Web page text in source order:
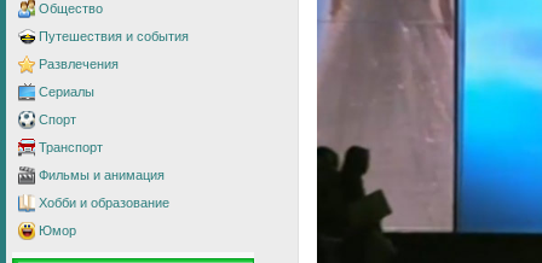
Общество
Путешествия и события
Развлечения
Сериалы
Спорт
Транспорт
Фильмы и анимация
Хобби и образование
Юмор